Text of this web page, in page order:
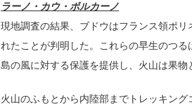
ラーノ・カウ・ボルカーノ
現地調査の結果、ブドウはフランス領ポ
れたことが判明した。これらの早生のつる
島の風に対する保護を提供し、火山は果物
火山のふもとから内陸部までトレッキン